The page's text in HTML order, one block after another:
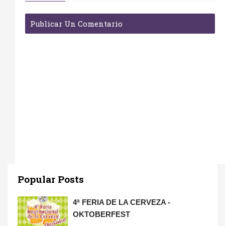
Publicar Un Comentario
Popular Posts
4ª FERIA DE LA CERVEZA -
OKTOBERFEST